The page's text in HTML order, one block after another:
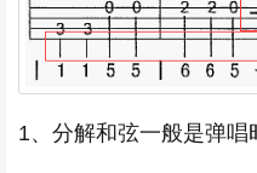
1、分解和弦一般是弹